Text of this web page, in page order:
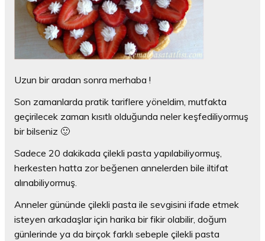
Uzun bir aradan sonra merhaba !
Son zamanlarda pratik tariflere yöneldim, mutfakta
geçirilecek zaman kısıtlı olduğunda neler keşfediliyormuş
bir bilseniz 🙂
Sadece 20 dakikada çilekli pasta yapılabiliyormuş,
herkesten hatta zor beğenen annelerden bile iltifat
alınabiliyormuş.
Anneler gününde çilekli pasta ile sevgisini ifade etmek
isteyen arkadaşlar için harika bir fikir olabilir, doğum
günlerinde ya da birçok farklı sebeple çilekli pasta